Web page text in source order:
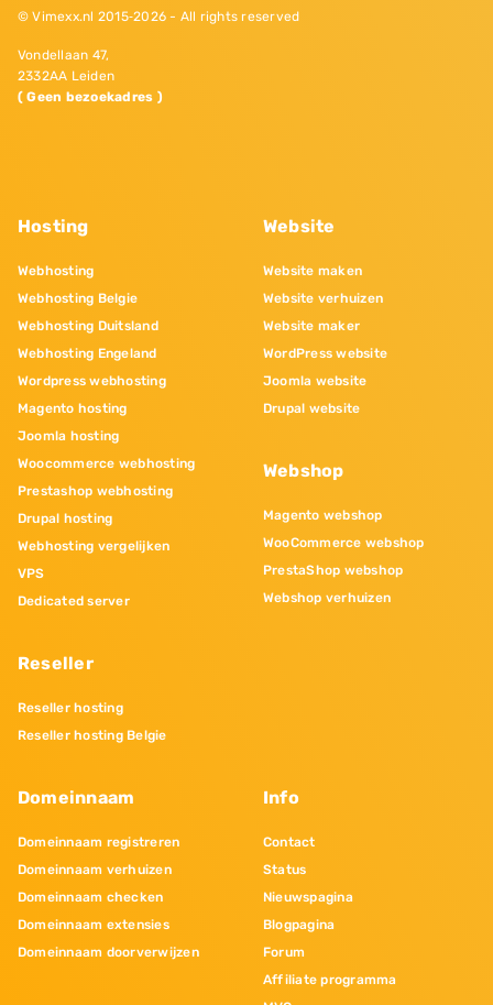
© Vimexx.nl 2015‐2026 - All rights reserved
Vondellaan 47,
2332AA Leiden
( Geen bezoekadres )
Hosting
Webhosting
Webhosting Belgie
Webhosting Duitsland
Webhosting Engeland
Wordpress webhosting
Magento hosting
Joomla hosting
Woocommerce webhosting
Prestashop webhosting
Drupal hosting
Webhosting vergelijken
VPS
Dedicated server
Reseller
Reseller hosting
Reseller hosting Belgie
Website
Website maken
Website verhuizen
Website maker
WordPress website
Joomla website
Drupal website
Webshop
Magento webshop
WooCommerce webshop
PrestaShop webshop
Webshop verhuizen
Domeinnaam
Domeinnaam registreren
Domeinnaam verhuizen
Domeinnaam checken
Domeinnaam extensies
Domeinnaam doorverwijzen
Info
Contact
Status
Nieuwspagina
Blogpagina
Forum
Affiliate programma